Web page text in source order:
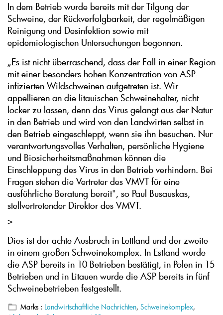
In dem Betrieb wurde bereits mit der Tilgung der
Schweine, der Rückverfolgbarkeit, der regelmäßigen
Reinigung und Desinfektion sowie mit
epidemiologischen Untersuchungen begonnen.
„Es ist nicht überraschend, dass der Fall in einer Region
mit einer besonders hohen Konzentration von ASP-
infizierten Wildschweinen aufgetreten ist. Wir
appellieren an die litauischen Schweinehalter, nicht
locker zu lassen, denn das Virus gelangt aus der Natur
in den Betrieb und wird von den Landwirten selbst in
den Betrieb eingeschleppt, wenn sie ihn besuchen. Nur
verantwortungsvolles Verhalten, persönliche Hygiene
und Biosicherheitsmaßnahmen können die
Einschleppung des Virus in den Betrieb verhindern. Bei
Fragen stehen die Vertreter des VMVT für eine
ausführliche Beratung bereit", so Paul Busauskas,
stellvertretender Direktor des VMVT.
>
Dies ist der achte Ausbruch in Lettland und der zweite
in einem großen Schweinekomplex. In Estland wurde
die ASP bereits in 10 Betrieben bestätigt, in Polen in 15
Betrieben und in Litauen wurde die ASP bereits in fünf
Schweinebetrieben festgestellt.
Marks : Landwirtschaftliche Nachrichten, Schweinekomplex,